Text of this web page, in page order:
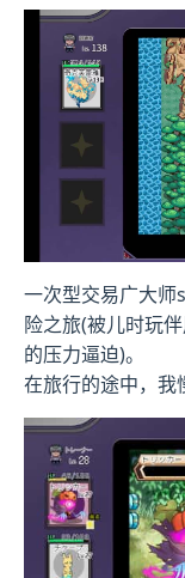
一次型交易广大师
险之旅(被儿时玩
的压力逼迫)。
在旅行的途中，我